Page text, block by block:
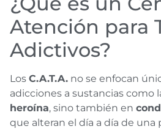
Atención para
Adictivos?
Los C.A.T.A. no se enfocan
adicciones a sustancias como
heroína, sino también en
que alteran el día a día de una